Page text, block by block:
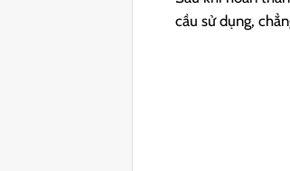
cầu sử dụng,